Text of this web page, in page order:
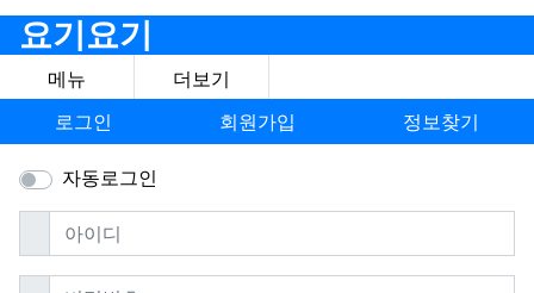
요기요기
메뉴
더보기
로그인
회원가입 정보찾기
자동로그인
아이디필수
비밀번호필수